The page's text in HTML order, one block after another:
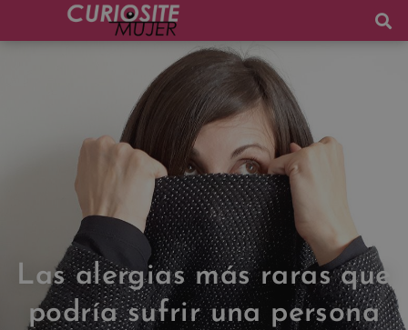
Las alergias más raras que
podría sufrir una persona